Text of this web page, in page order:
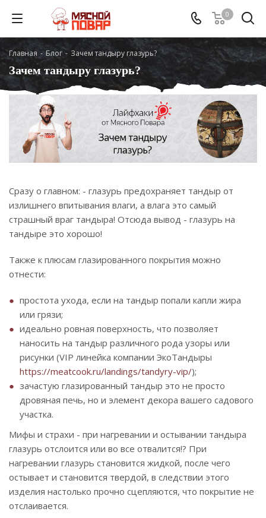
0
Главная - Блог - Зачем тандыру глазурь?
Зачем тандыру глазурь?
Сразу о главном: - глазурь предохраняет тандыр от
излишнего впитывания влаги, а влага это самый
страшный враг тандыра! Отсюда вывод - глазурь на
тандыре это хорошо!
Также к плюсам глазированного покрытия можно
отнести:
простота ухода, если на тандыр попали капли жира
или грязи;
идеально ровная поверхность, что позволяет
наносить на тандыр различного рода узоры или
рисунки (VIP линейка компании ЭкоТандыры
https://meatcook.ru/landings/tandyry-vip/);
зачастую глазированный тандыр это не просто
дровяная печь, но и элемент декора вашего садового
участка.
Мифы и страхи - при нагревании и остывании тандыра
глазурь отслоится или во все отвалится!? При
нагревании глазурь становится жидкой, после чего
остывает и становится твердой, в следствии этого
изделия настолько прочно сцепляются, что покрытие не
отслаивается.